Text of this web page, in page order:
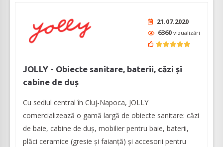
21.07.2020
6360 vizualizări
JOLLY - Obiecte sanitare, baterii, căzi și
cabine de duș
Cu sediul central în Cluj-Napoca, JOLLY
comercializează o gamă largă de obiecte sanitare: căzi
de baie, cabine de duș, mobilier pentru baie, baterii,
plăci ceramice (gresie și faianță) și accesorii pentru